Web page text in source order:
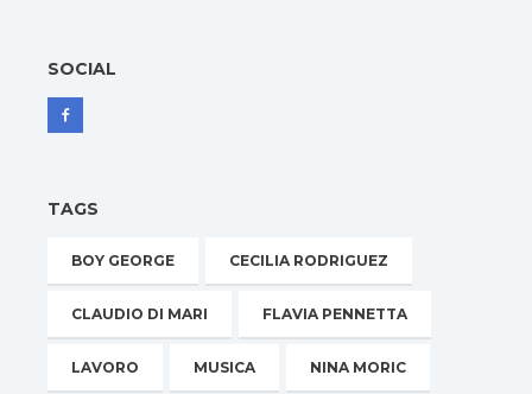
SOCIAL
TAGS
BOY GEORGE CECILIA RODRIGUEZ
CLAUDIO DI MARI FLAVIA PENNETTA
LAVORO MUSICA NINA MORIC